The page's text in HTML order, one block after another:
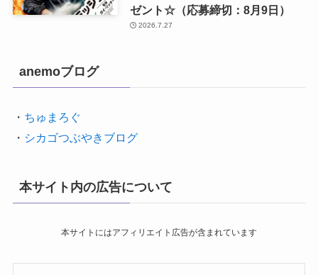
ゼント☆（応募締切：8月9日）
2026.7.27
anemoブログ
・ ちゅまろぐ
・ シカゴつぶやきブログ
本サイト内の広告について
本サイトにはアフィリエイト広告が含まれています